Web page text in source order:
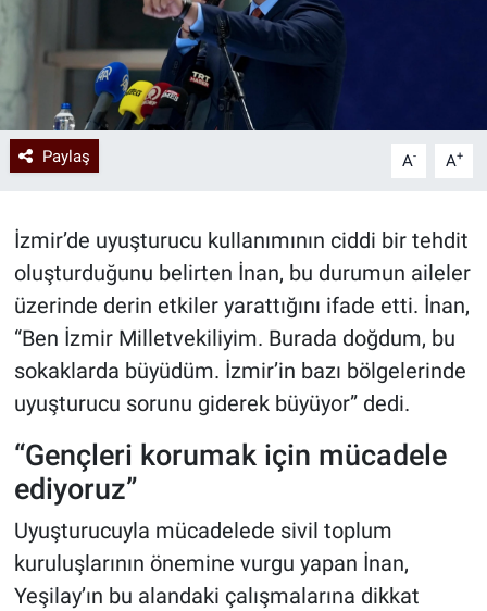
Paylaş A- A+
İzmir’de uyuşturucu kullanımının ciddi bir tehdit
oluşturduğunu belirten İnan, bu durumun aileler
üzerinde derin etkiler yarattığını ifade etti. İnan,
“Ben İzmir Milletvekiliyim. Burada doğdum, bu
sokaklarda büyüdüm. İzmir’in bazı bölgelerinde
uyuşturucu sorunu giderek büyüyor” dedi.
“Gençleri korumak için mücadele
ediyoruz”
Uyuşturucuyla mücadelede sivil toplum
kuruluşlarının önemine vurgu yapan İnan,
Yeşilay’ın bu alandaki çalışmalarına dikkat